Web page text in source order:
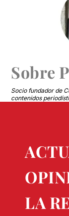
Sobre
Socio fundador de
contenidos
LA